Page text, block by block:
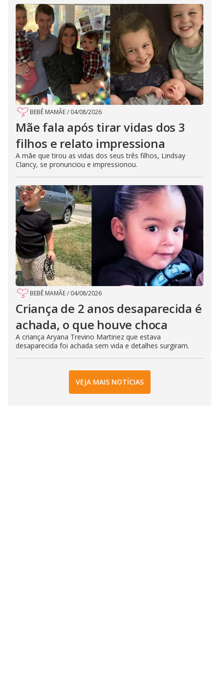
BEBÊ MAMÃE/ 04/08/2026
Mãe fala após tirar vidas dos 3
filhos e relato impressiona
A mãe que tirou as vidas dos seus três filhos, Lindsay
Clancy, se pronunciou e impressionou.
BEBÊ MAMÃE/ 04/08/2026
Criança de 2 anos desaparecida é
achada, o que houve choca
A criança Aryana Trevino Martinez que estava
desaparecida foi achada sem vida e detalhes surgiram.
VEJA MAIS NOTÍCIAS